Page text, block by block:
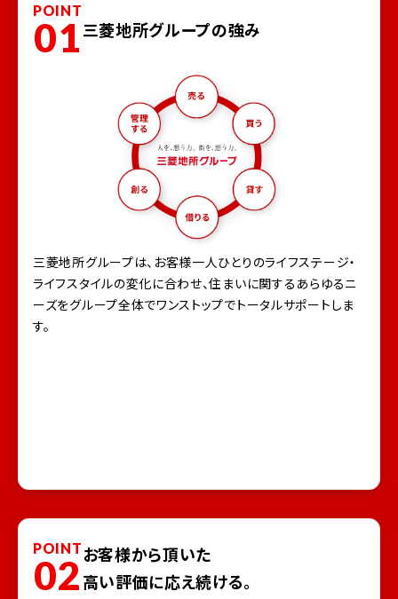
POINT
01三菱地所グループの強み
三菱地所グループは、お客様一人ひとりのライフステージ・
ライフスタイルの変化に合わせ、住まいに関するあらゆるニ
ーズをグループ全体でワンストップでトータルサポートしま
す。
POINT
02お客様から頂いた
高い評価に応え続ける。